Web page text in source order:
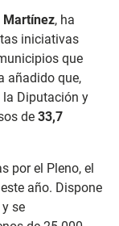
Martínez, ha
iniciativas
que
añadido que,
la Diputación y
de 33,7
por el Pleno, el
año. Dispone
se